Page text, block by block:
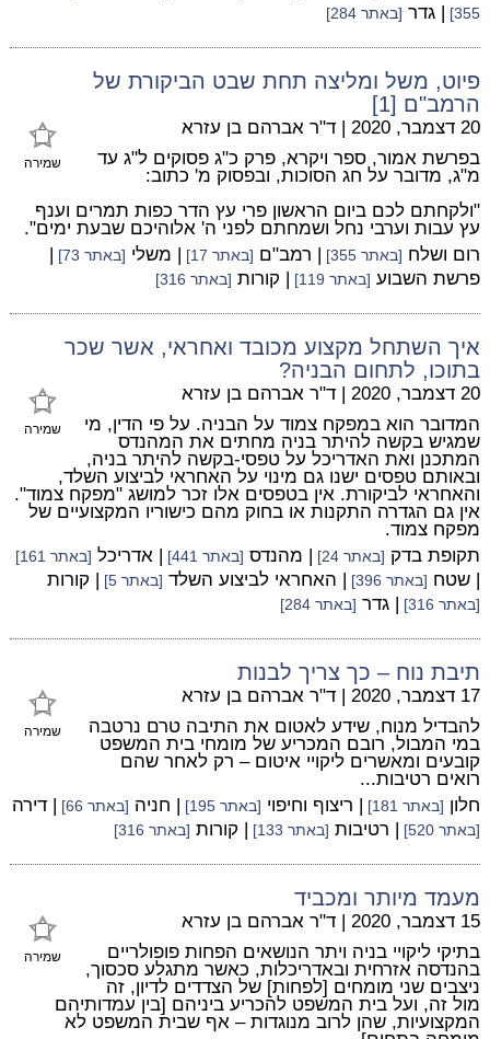
355]
| גדר [באתר 284]
פיוט, משל ומליצה תחת שבט הביקורת של
הרמב"ם [1]
שמירה
20 דצמבר, 2020 | ד"ר אברהם בן עזרא
בפרשת אמור, ספר ויקרא, פרק כ"ג פסוקים ל"ג עד
מ"ג, מדובר על חג הסוכות, ובפסוק מ' כתוב:
"ולקחתם לכם ביום הראשון פרי עץ הדר כפות תמרים וענף
עץ עבות וערבי נחל ושמחתם לפני ה' אלוהיכם שבעת ימים".
רום ושלח [באתר 355] | רמב"ם [באתר 17] | משלי [באתר 73]
|
פרשת השבוע [באתר 119] | קורות [באתר 316]
איך השתחל מקצוע מכובד ואחראי, אשר שכר
בתוכו, לתחום הבניה?
שמירה
20 דצמבר, 2020 | ד"ר אברהם בן עזרא
המדובר הוא במפקח צמוד על הבניה. על פי הדין, מי
שמגיש בקשה להיתר בניה מחתים את המהנדס
המתכנן ואת האדריכל על טפסי-בקשה להיתר בניה,
ובאותם טפסים ישנו גם מינוי על האחראי לביצוע השלד,
והאחראי לביקורת. אין בטפסים אלו זכר למושג "מפקח צמוד".
אין גם הגדרה התקנות או בחוק מהם כישוריו המקצועיים של
מפקח צמוד.
תקופת בדק [באתר 24] | מהנדס [באתר 441] | אדריכל [באתר 161]
| שטח [באתר 396] | האחראי לביצוע השלד [באתר 5] | קורות
[באתר 316] | גדר [באתר 284]
תיבת נוח – כך צריך לבנות
שמירה
17 דצמבר, 2020 | ד"ר אברהם בן עזרא
להבדיל מנוח, שידע לאטום את התיבה טרם נרטבה
במי המבול, רובם המכריע של מומחי בית המשפט
קובעים ומאשרים ליקויי איטום – רק לאחר שהם
רואים רטיבות...
חלון [באתר 181] | ריצוף וחיפוי [באתר 195] | חניה [באתר 66] | דירה
[באתר 520] | רטיבות [באתר 133] | קורות [באתר 316]
מעמד מיותר ומכביד
שמירה
15 דצמבר, 2020 | ד"ר אברהם בן עזרא
בתיקי ליקויי בניה ויתר הנושאים הפחות פופולריים
בהנדסה אזרחית ובאדריכלות, כאשר מתגלע סכסוך,
ניצבים שני מומחים [לפחות] של הצדדים לדיון, זה
מול זה, ועל בית המשפט להכריע ביניהם [בין עמדותיהם
המקצועיות, שהן לרוב מנוגדות – אף שבית המשפט לא